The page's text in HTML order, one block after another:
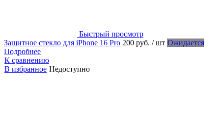
Быстрый просмотр
Защитное стекло для iPhone 16 Pro 200 руб. / шт Ожидается
Подробнее
К сравнению
В избранное Недоступно